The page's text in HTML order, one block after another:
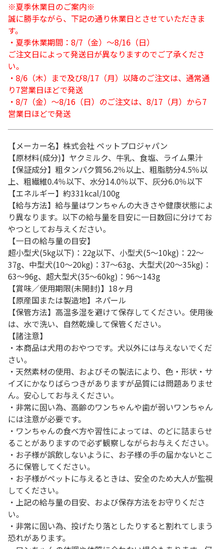
※夏季休業日のご案内※
誠に勝手ながら、下記の通り休業日とさせていただきま
す。
・夏季休業期間：8/7（金）～8/16（日）
ご注文日によって発送日が異なりますのでご了承くださ
い。
・8/6（木）まで及び8/17（月）以降のご注文は、通常通
り7営業日ほどで発送
・8/7（金）～8/16（日）のご注文は、8/17（月）から7
営業日ほどで発送
【メーカー名】株式会社 ペットプロジャパン
【原材料(成分)】ヤクミルク、牛乳、食塩、ライム果汁
【保証成分】粗タンパク質56.2％以上、粗脂肪分4.5％以
上、粗繊維0.4％以下、水分14.0％以下、灰分6.0％以下
【エネルギー】約331kcal/100g
【給与方法】給与量はワンちゃんの大きさや健康状態によ
り異なります。以下の給与量を目安に一日数回に分けてお
やつとしてお与えください。
【一日の給与量の目安】
超小型犬(5kg以下)：22g以下、小型犬(5～10kg)：22～
37g、中型犬(10～20kg)：37～63g、大型犬(20～35kg)：
63～96g、超大型犬(35～60kg)：96～143g
【賞味／使用期限(未開封)】18ヶ月
【原産国または製造地】ネパール
【保管方法】高温多湿を避けて保存してください。使用後
は、水で洗い、自然乾燥して保管ください。
【諸注意】
・本商品は犬用のおやつです。犬以外には与えないでくだ
さい。
・天然素材の使用、およびその製法により、色・形状・サ
イズにかなりばらつきがありますが品質には問題ありませ
ん。安心してお与えください。
・非常に固い為、高齢のワンちゃんや歯が弱いワンちゃん
には注意が必要です。
・ワンちゃんの食べ方や習性によっては、のどに詰まらせ
ることがありますので必ず観察しながらお与えください。
・お子様が誤飲しないように、お子様の手の届かないとこ
ろに保管してください。
・お子様がペットに与えるときは、安全のため大人が監視
してください。
・上記の給与量の目安、および保存方法をお守りくださ
い。
・非常に固い為、投げたり落としたりすると割れてしまう
恐れがあります。